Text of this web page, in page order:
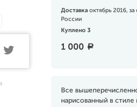
Доставка октябрь 2016, за
России
Куплено 3
1 000 a
Все
нарисованный в стиле